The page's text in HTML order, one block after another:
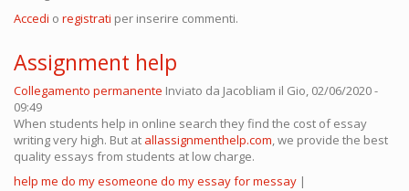
Accedi o registrati per inserire commenti.
Assignment help
Collegamento permanente Inviato da Jacobliam il Gio, 02/06/2020 -
09:49
When students help in online search they find the cost of essay
writing very high. But at allassignmenthelp.com, we provide the best
quality essays from students at low charge.
help me do my esomeone do my essay for messay |